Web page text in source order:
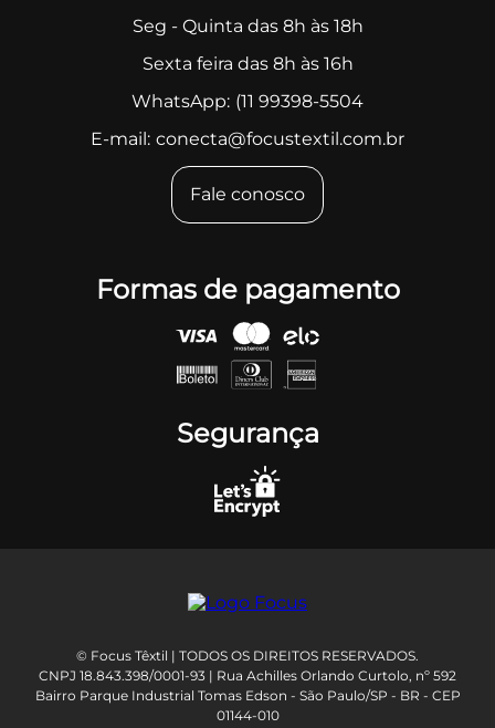
Seg - Quinta das 8h às 18h
Sexta feira das 8h às 16h
WhatsApp: (11 99398-5504
E-mail: conecta@focustextil.com.br
Fale conosco
Formas de pagamento
Segurança
© Focus Têxtil | TODOS OS DIREITOS RESERVADOS.
CNPJ 18.843.398/0001-93 | Rua Achilles Orlando Curtolo, nº 592
Bairro Parque Industrial Tomas Edson - São Paulo/SP - BR - CEP
01144-010